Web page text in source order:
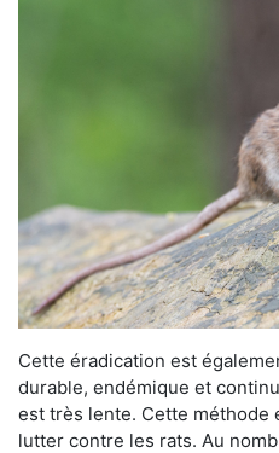
Cette éradication est
durable, endémique et
est très lente. Cette méthode
lutter contre les rats. Au